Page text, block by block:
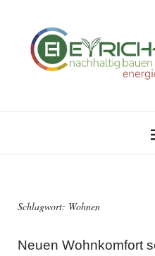
Schlagwort: Wohnen
Neuen Wohnkomfort